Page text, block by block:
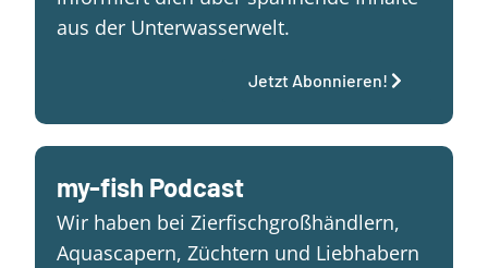
aus der Unterwasserwelt.
Jetzt Abonnieren!
my-fish Podcast
Wir haben bei Zierfischgroßhändlern,
Aquascapern, Züchtern und Liebhabern